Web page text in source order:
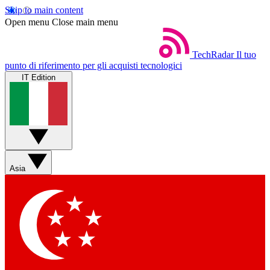
Skip to main content
Open menu Close main menu
TechRadar Il tuo
punto di riferimento per gli acquisti tecnologici
IT Edition
Asia